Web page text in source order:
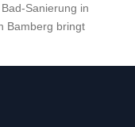
Sanierung in
Bamberg bringt